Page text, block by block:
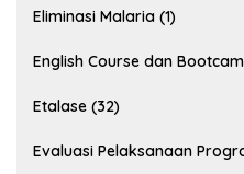
Eliminasi Malaria (1)
English Course dan
Etalase (32)
Evaluasi Pelaksanaan